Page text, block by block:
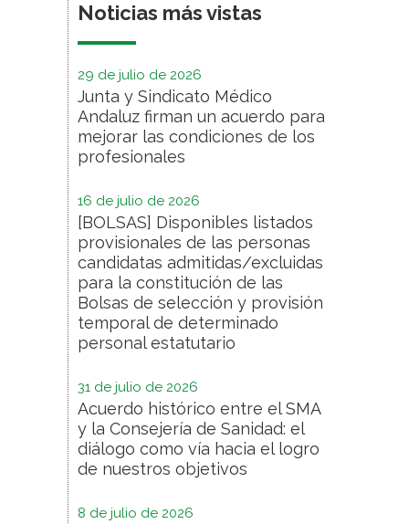
Noticias más vistas
29 de julio de 2026
Junta y Sindicato Médico
Andaluz firman un acuerdo para
mejorar las condiciones de los
profesionales
16 de julio de 2026
[BOLSAS] Disponibles listados
provisionales de las personas
candidatas admitidas/excluidas
para la constitución de las
Bolsas de selección y provisión
temporal de determinado
personal estatutario
31 de julio de 2026
Acuerdo histórico entre el SMA
y la Consejería de Sanidad: el
diálogo como vía hacia el logro
de nuestros objetivos
8 de julio de 2026